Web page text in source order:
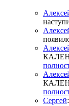
Сергей